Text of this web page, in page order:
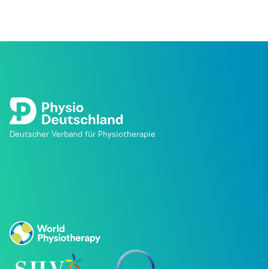
Deutscher Verband für Physiotherapie